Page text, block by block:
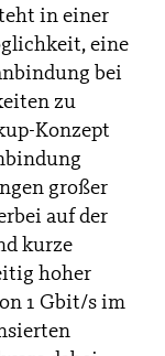
in einer
eine
bei
zu
Konzept
großer
auf der
kurze
hoher
1 Gbit/s im